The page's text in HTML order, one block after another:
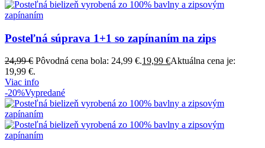
Posteľná súprava 1+1 so zapínaním na zips
24,99€ Pôvodná cena bola: 24,99 €.19,99 €Aktuálna cena je:
19,99 €.
Viac info
-20%Vypredané